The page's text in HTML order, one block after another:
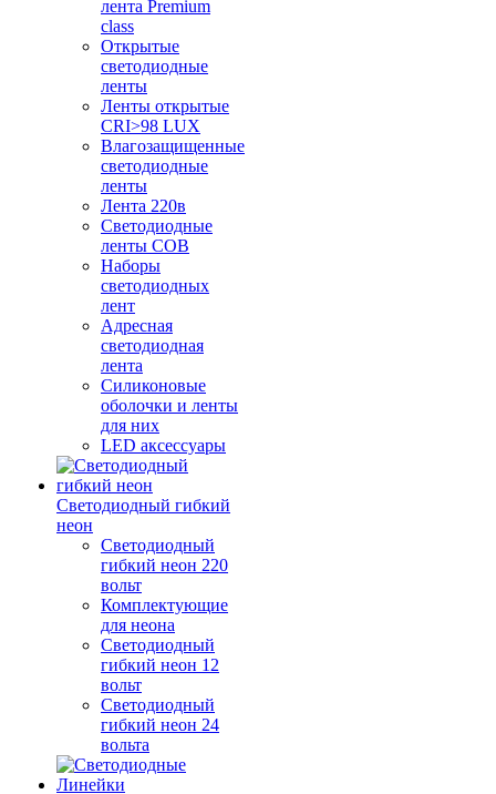
лента Premium
class
Открытые
светодиодные
ленты
Ленты открытые
CRI>98 LUX
Влагозащищенные
светодиодные
ленты
Лента 220в
Светодиодные
ленты COB
Наборы
светодиодных
лент
Адресная
светодиодная
лента
Силиконовые
оболочки и ленты
для них
LED аксессуары
Светодиодный гибкий
неон
Светодиодный
гибкий неон 220
вольт
Комплектующие
для неона
Светодиодный
гибкий неон 12
вольт
Светодиодный
гибкий неон 24
вольта